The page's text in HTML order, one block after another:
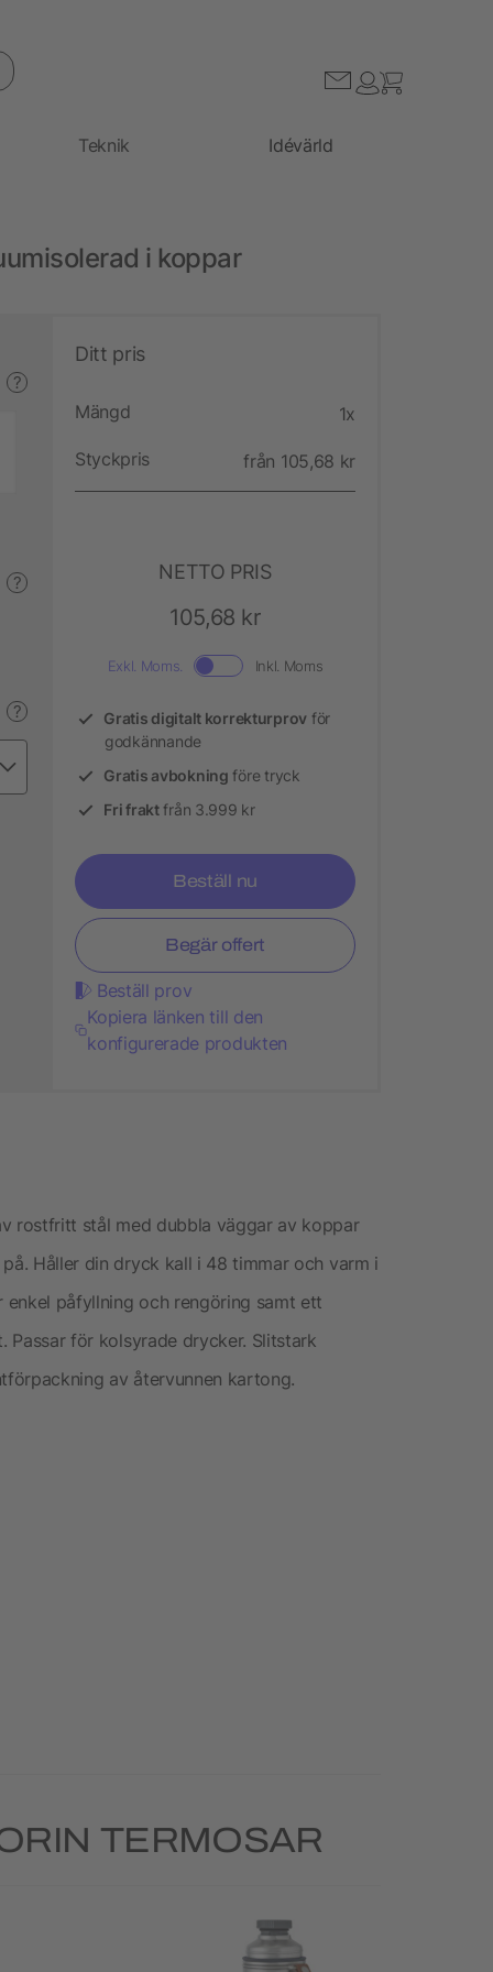
Teknik Idévärld
i koppar
?
?
?
Ditt pris
Mängd 1x
Styckpris från 105,68 kr
NETTO PRIS
105,68 kr
Exkl. Moms. Inkl. Moms
Gratis digitalt korrekturprov för
godkännande
Gratis avbokning före tryck
Fri fraktfrån 3.999 kr
Beställ nu
Begär offert
Beställ prov
Kopiera länken till den
konfigurerade produkten
rostfritt stål med dubbla väggar av koppar
Håller din dryck kall i 48 timmar och varm i
påfyllning och rengöring samt ett
för kolsyrade drycker. Slitstark
av återvunnen kartong.
TERMOSAR